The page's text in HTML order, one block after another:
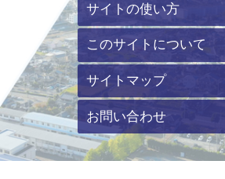
サイトの使い方
このサイトについて
サイトマップ
お問い合わせ